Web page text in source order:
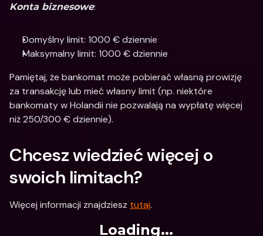
Konta biznesowe:
Domyślny limit: 1000 € dziennie
Maksymalny limit: 1000 € dziennie
Pamiętaj, że bankomat może pobierać własną prowizję
za transakcję lub mieć własny limit (np. niektóre
bankomaty w Holandii nie pozwalają na wypłatę więcej
niż 250/300 € dziennie).
Chcesz wiedzieć więcej o
swoich limitach?
Więcej informacji znajdziesz tutaj.
Loading...